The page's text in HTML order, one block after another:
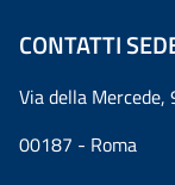
CONTATTI
Via della Mercede,
00187 - Roma